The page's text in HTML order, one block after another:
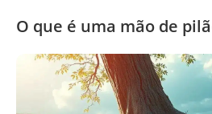
O que é uma mão de